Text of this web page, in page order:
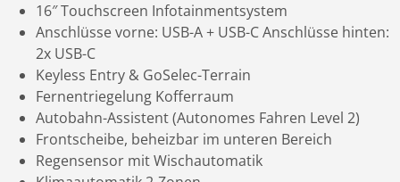
16″ Touchscreen Infotainmentsystem
Anschlüsse vorne: USB-A + USB-C Anschlüsse hinten:
2x USB-C
Keyless Entry & GoSelec-Terrain
Fernentriegelung Kofferraum
Autobahn-Assistent (Autonomes Fahren Level 2)
Frontscheibe, beheizbar im unteren Bereich
Regensensor mit Wischautomatik